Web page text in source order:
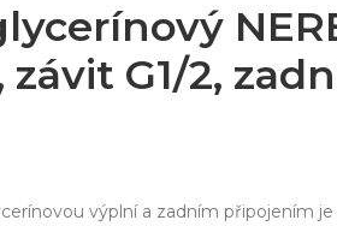
závit G1/2,
výplní a zadním připojením